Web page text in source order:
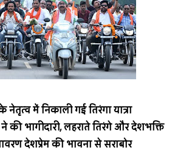
नेतृत्व में निकाली गई तिरंगा यात्रा
की भागीदारी, लहराते तिरंगे और देशभक्ति
देशप्रेम की भावना से सराबोर